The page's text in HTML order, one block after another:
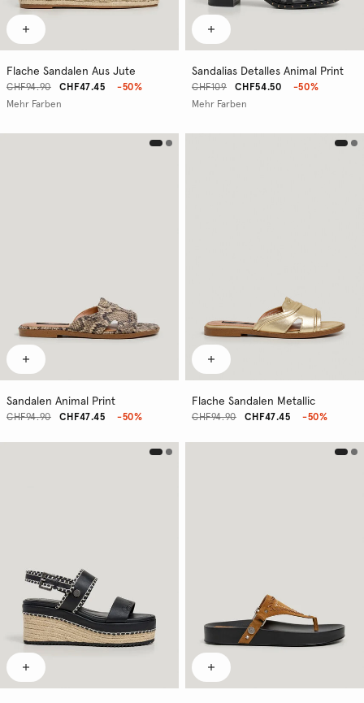
Flache Sandalen Aus Jute
CHF47.45
CHF94.90
-50%
Mehr Farben
Sandalias Detalles Animal Print
CHF54.50
CHF109
-50%
Mehr Farben
Sandalen Animal Print
CHF47.45
CHF94.90 -50%
Flache Sandalen Metallic
CHF47.45
CHF94.90 -50%